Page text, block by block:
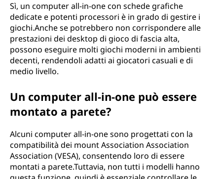
Sì, un computer all-in-one con schede grafiche
dedicate e potenti processori è in grado di gestire i
giochi.Anche se potrebbero non corrispondere alle
prestazioni dei desktop di gioco di fascia alta,
possono eseguire molti giochi moderni in ambienti
decenti, rendendoli adatti ai giocatori casuali e di
medio livello.
Un computer all-in-one può essere
montato a parete?
Alcuni computer all-in-one sono progettati con la
compatibilità dei mount Association Association
Association (VESA), consentendo loro di essere
montati a parete.Tuttavia, non tutti i modelli hanno